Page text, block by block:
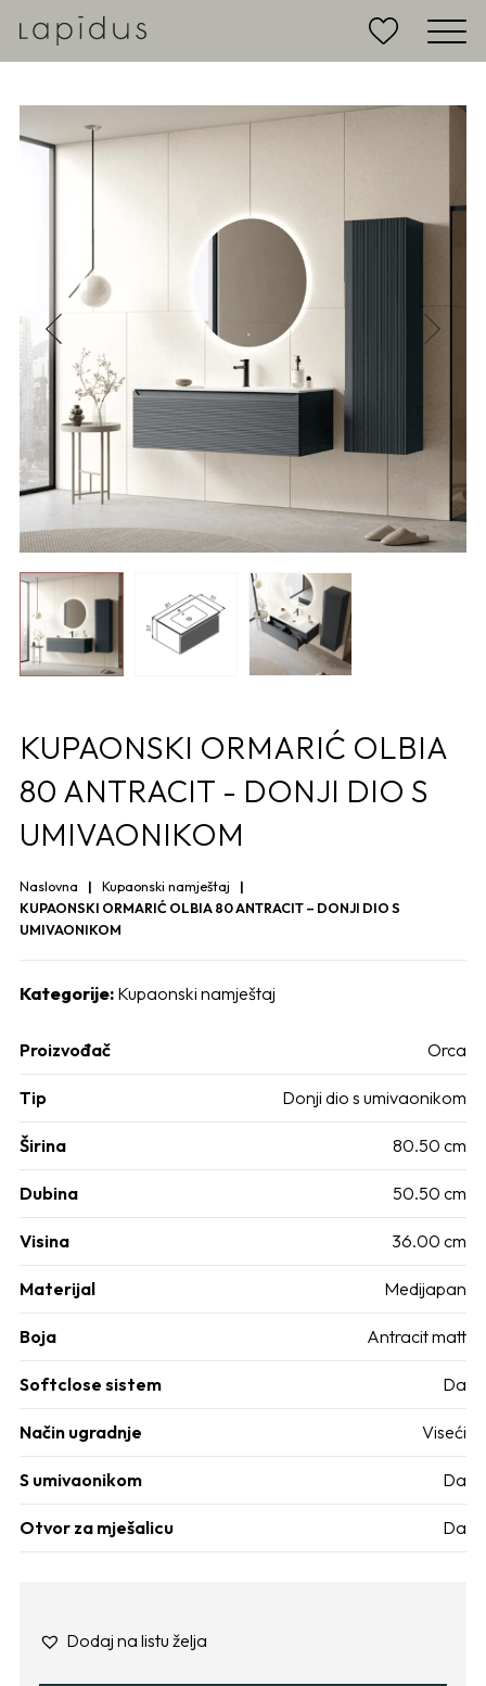
KUPAONSKI ORMARIĆ OLBIA
80 ANTRACIT - DONJI DIO S
UMIVAONIKOM
Naslovna
Kupaonski namještaj
KUPAONSKI ORMARIĆ OLBIA 80 ANTRACIT – DONJI DIO S
UMIVAONIKOM
Kategorije: Kupaonski namještaj
Proizvođač Orca
Tip Donji dio s umivaonikom
Širina 80.50 cm
Dubina 50.50 cm
Visina 36.00 cm
Materijal Medijapan
Boja Antracit matt
Softclose sistem Da
Način ugradnje Viseći
S umivaonikom Da
Otvor za mješalicu Da
Dodaj na listu želja